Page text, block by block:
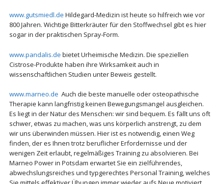
www.gutsmiedl.de Hildegard-Medizin ist heute so hilfreich wie vor
800 Jahren. Wichtige Bitterkräuter für den Stoffwechsel gibt es hier
sogar in der praktischen Spray-Form.
www.pandalis.de bietet Urheimische Medizin. Die speziellen
Cistrose-Produkte haben ihre Wirksamkeit auch in
wissenschaftlichen Studien unter Beweis gestellt.
www.marneo.de Auch die beste manuelle oder osteopathische
Therapie kann langfristig keinen Bewegungsmangel ausgleichen.
Es liegt in der Natur des Menschen: wir sind bequem. Es fällt uns oft
schwer, etwas zu machen, was uns körperlich anstrengt, zu dem
wir uns überwinden müssen. Hier ist es notwendig, einen Weg
finden, der es Ihnen trotz beruflicher Erfordernisse und der
wenigen Zeit erlaubt, regelmäßiges Training zu absolvieren. Bei
Marneo Power in Potsdam erwartet Sie ein zielführendes,
abwechslungsreiches und typgerechtes Personal Training, welches